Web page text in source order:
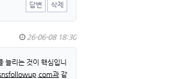
답변
삭제
26-06-08 18:30
늘리는 것이 핵심입니
과 같